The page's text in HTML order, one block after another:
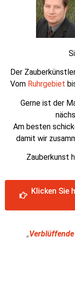
Der
Vom Ruhrgebiet
Gerne ist der
Am besten
damit wir
Zauberkunst
Klicken Sie
„